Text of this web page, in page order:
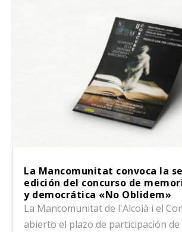
La Mancomunitat convoca la
edición del concurso de
y democrática «No Oblidem»
La Mancomunitat de l'Alcoià i el
abierto el plazo de participación de